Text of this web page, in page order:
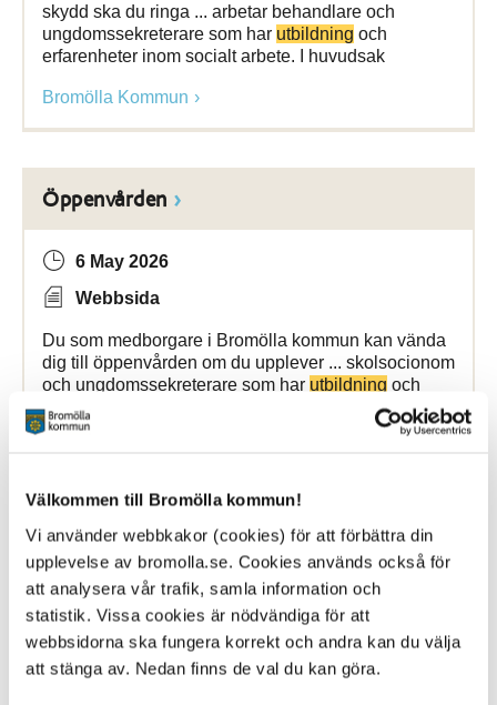
Välkommen till Bromölla kommun!
Vi använder webbkakor (cookies) för att förbättra din
upplevelse av bromolla.se. Cookies används också för
att analysera vår trafik, samla information och
statistik. Vissa cookies är nödvändiga för att
webbsidorna ska fungera korrekt och andra kan du välja
att stänga av. Nedan finns de val du kan göra.
skydd ska du ringa ... arbetar behandlare och
ungdomssekreterare som har utbildning och
erfarenheter inom socialt arbete. I huvudsak
Bromölla Kommun
Öppenvården
6 May 2026
Webbsida
Du som medborgare i Bromölla kommun kan vända
dig till öppenvården om du upplever ... skolsocionom
och ungdomssekreterare som har utbildning och
erfarenheter inom socialt arbete. Vi har
Akut hjälp
6 May 2026
Webbsida